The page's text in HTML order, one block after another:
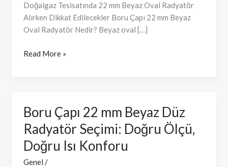
Doğalgaz Tesisatında 22 mm Beyaz Oval Radyatör
Alırken Dikkat Edilecekler Boru Çapı 22 mm Beyaz
Oval Radyatör Nedir? Beyaz oval […]
Radyatör:
Ölçü
Seçimi
Daha
Read More »
Boru Çapı 22 mm Beyaz Düz
Radyatör Seçimi: Doğru Ölçü,
Doğru Isı Konforu
Genel /
Boru
Çapı
22
mm
Beyaz